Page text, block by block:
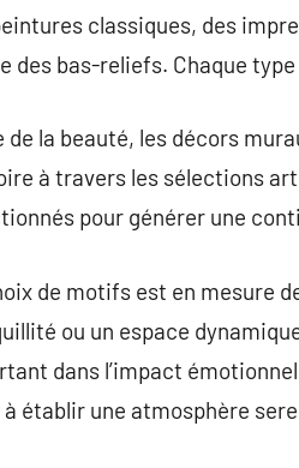
classiques, des
des bas-reliefs. Chaque
de la beauté, les décors
à travers les sélections
pour générer une
de motifs est en mesure
ou un espace
dans l’impact
établir une atmosphère